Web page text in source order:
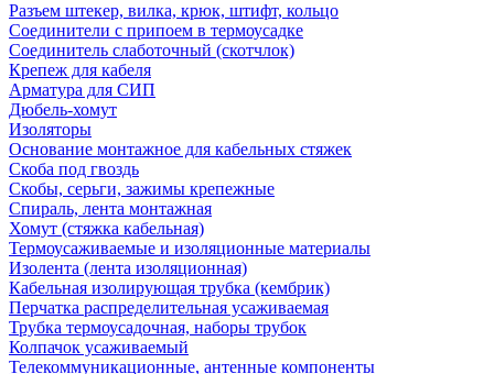
Разъем штекер, вилка, крюк, штифт, кольцо
Соединители с припоем в термоусадке
Соединитель слаботочный (скотчлок)
Крепеж для кабеля
Арматура для СИП
Дюбель-хомут
Изоляторы
Основание монтажное для кабельных стяжек
Скоба под гвоздь
Скобы, серьги, зажимы крепежные
Спираль, лента монтажная
Хомут (стяжка кабельная)
Термоусаживаемые и изоляционные материалы
Изолента (лента изоляционная)
Кабельная изолирующая трубка (кембрик)
Перчатка распределительная усаживаемая
Трубка термоусадочная, наборы трубок
Колпачок усаживаемый
Телекоммуникационные, антенные компоненты